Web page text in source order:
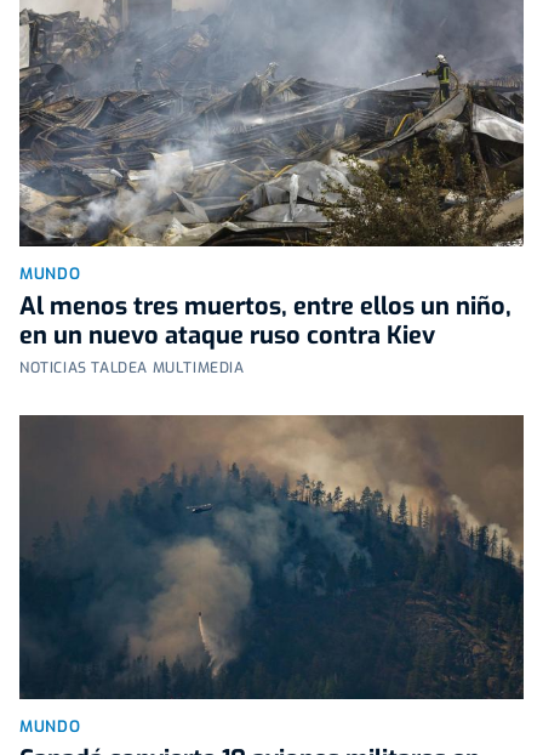
MUNDO
Al menos tres muertos, entre ellos un niño,
en un nuevo ataque ruso contra Kiev
NOTICIAS TALDEA MULTIMEDIA
MUNDO